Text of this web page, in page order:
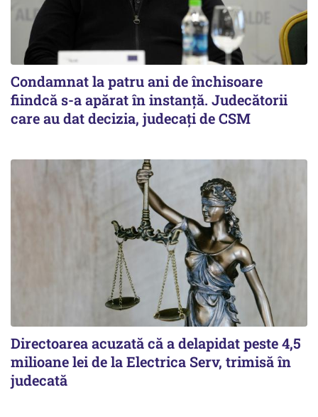
Condamnat la patru ani de închisoare
fiindcă s-a apărat în instanță. Judecătorii
care au dat decizia, judecați de CSM
Directoarea acuzată că a delapidat peste 4,5
milioane lei de la Electrica Serv, trimisă în
judecată